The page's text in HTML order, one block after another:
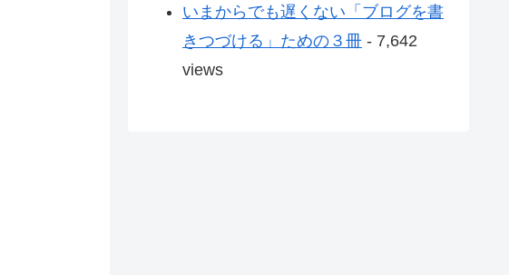
いまからでも遅くない「ブログを書
きつづける」ための３冊 - 7,642
views